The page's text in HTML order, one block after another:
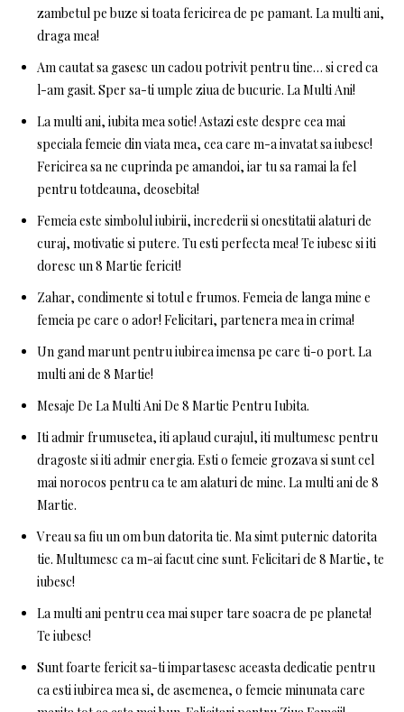
zambetul pe buze si toata fericirea de pe pamant. La multi ani,
draga mea!
Am cautat sa gasesc un cadou potrivit pentru tine… si cred ca
l-am gasit. Sper sa-ti umple ziua de bucurie. La Multi Ani!
La multi ani, iubita mea sotie! Astazi este despre cea mai
speciala femeie din viata mea, cea care m-a invatat sa iubesc!
Fericirea sa ne cuprinda pe amandoi, iar tu sa ramai la fel
pentru totdeauna, deosebita!
Femeia este simbolul iubirii, increderii si onestitatii alaturi de
curaj, motivatie si putere. Tu esti perfecta mea! Te iubesc si iti
doresc un 8 Martie fericit!
Zahar, condimente si totul e frumos. Femeia de langa mine e
femeia pe care o ador! Felicitari, partenera mea in crima!
Un gand marunt pentru iubirea imensa pe care ti-o port. La
multi ani de 8 Martie!
Mesaje De La Multi Ani De 8 Martie Pentru Iubita.
Iti admir frumusetea, iti aplaud curajul, iti multumesc pentru
dragoste si iti admir energia. Esti o femeie grozava si sunt cel
mai norocos pentru ca te am alaturi de mine. La multi ani de 8
Martie.
Vreau sa fiu un om bun datorita tie. Ma simt puternic datorita
tie. Multumesc ca m-ai facut cine sunt. Felicitari de 8 Martie, te
iubesc!
La multi ani pentru cea mai super tare soacra de pe planeta!
Te iubesc!
Sunt foarte fericit sa-ti impartasesc aceasta dedicatie pentru
ca esti iubirea mea si, de asemenea, o femeie minunata care